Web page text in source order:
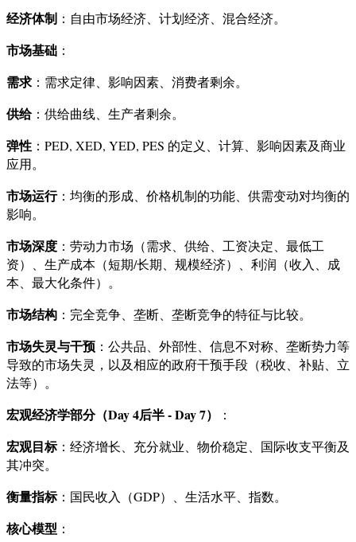
经济体制 ：自由市场经济、计划经济、混合经济。
市场基础 ：
需求 ：需求定律、影响因素、消费者剩余。
供给：供给曲线、生产者剩余。
弹性 ：PED, XED, YED, PES 的定义、计算、影响因素及商业
应用。
市场运行：均衡的形成、价格机制的功能、供需变动对均衡的
影响。
市场深度 ：劳动力市场（需求、供给、工资决定、最低工
资）、生产成本（短期/长期、规模经济）、利润（收入、成
本、最大化条件）。
市场结构 ：完全竞争、垄断、垄断竞争的特征与比较。
市场失灵与干预 ：公共品、外部性、信息不对称、垄断势力等
导致的市场失灵，以及相应的政府干预手段（税收、补贴、立
法等）。
宏观经济学部分（Day 4后半 - Day 7） ：
宏观目标：经济增长、充分就业、物价稳定、国际收支平衡及
其冲突。
衡量指标：国民收入（GDP）、生活水平、指数。
核心模型 ：